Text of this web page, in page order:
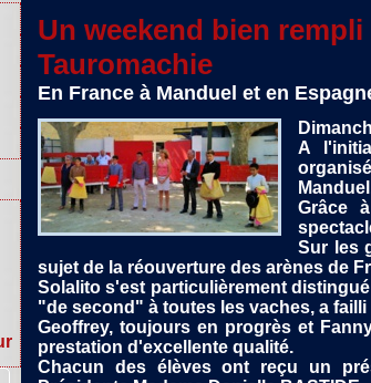
Un weekend bien
Tauromachie
En France à Manduel et en
A
Grâce
Sur les
sujet de la réouverture des arènes de
Solalito s'est particulièrement
"de second" à toutes les vaches, a
Geoffrey, toujours en progrès et
prestation d'excellente qualité.
Chacun des élèves ont reçu un